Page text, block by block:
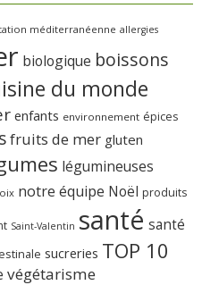
méditerranéenne allergies
biologique boissons
du monde
enfants environnement épices
fruits de mer gluten
légumineuses
notre équipe Noël produits
Saint-Valentin santé santé
sucreries TOP 10
végétarisme